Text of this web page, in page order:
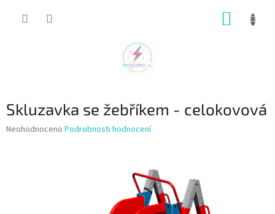
Skluzavka se žebříkem - celokovová
Průměrné
Neohodnoceno Podrobnosti hodnocení